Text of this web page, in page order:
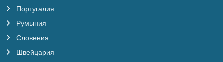
Португалия
Румыния
Словения
Швейцария